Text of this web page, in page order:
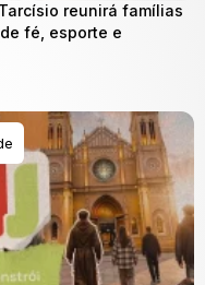
reunirá famílias
fé, esporte e